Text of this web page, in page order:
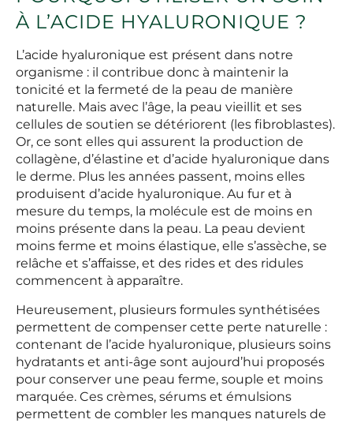
À L’ACIDE HYALURONIQUE ?
L’acide hyaluronique est présent dans notre
organisme : il contribue donc à maintenir la
tonicité et la fermeté de la peau de manière
naturelle. Mais avec l’âge, la peau vieillit et ses
cellules de soutien se détériorent (les fibroblastes).
Or, ce sont elles qui assurent la production de
collagène, d’élastine et d’acide hyaluronique dans
le derme. Plus les années passent, moins elles
produisent d’acide hyaluronique. Au fur et à
mesure du temps, la molécule est de moins en
moins présente dans la peau. La peau devient
moins ferme et moins élastique, elle s’assèche, se
relâche et s’affaisse, et des rides et des ridules
commencent à apparaître.
Heureusement, plusieurs formules synthétisées
permettent de compenser cette perte naturelle :
contenant de l’acide hyaluronique, plusieurs soins
hydratants et anti-âge sont aujourd’hui proposés
pour conserver une peau ferme, souple et moins
marquée. Ces crèmes, sérums et émulsions
permettent de combler les manques naturels de